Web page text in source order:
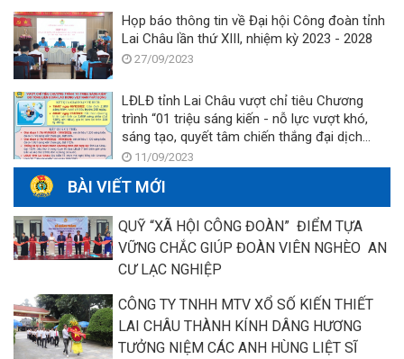
Họp báo thông tin về Đại hội Công đoàn tỉnh
Lai Châu lần thứ XIII, nhiệm kỳ 2023 - 2028
27/09/2023
LĐLĐ tỉnh Lai Châu vượt chỉ tiêu Chương
trình “01 triệu sáng kiến - nỗ lực vượt khó,
sáng tạo, quyết tâm chiến thắng đại dịch
Covid - 19”
11/09/2023
BÀI VIẾT MỚI
QUỸ “XÃ HỘI CÔNG ĐOÀN” ĐIỂM TỰA
VỮNG CHẮC GIÚP ĐOÀN VIÊN NGHÈO AN
CƯ LẠC NGHIỆP
CÔNG TY TNHH MTV XỔ SỐ KIẾN THIẾT
LAI CHÂU THÀNH KÍNH DÂNG HƯƠNG
TƯỞNG NIỆM CÁC ANH HÙNG LIỆT SĨ